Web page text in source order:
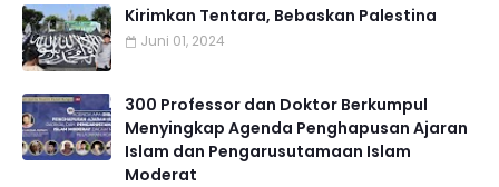
Kirimkan Tentara, Bebaskan Palestina
Juni 01, 2024
300 Professor dan Doktor Berkumpul
Menyingkap Agenda Penghapusan Ajaran
Islam dan Pengarusutamaan Islam
Moderat